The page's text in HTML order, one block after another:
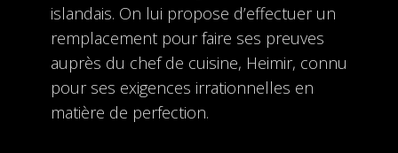
islandais. On lui propose d’effectuer un
remplacement pour faire ses preuves
auprès du chef de cuisine, Heimir, connu
pour ses exigences irrationnelles en
matière de perfection.